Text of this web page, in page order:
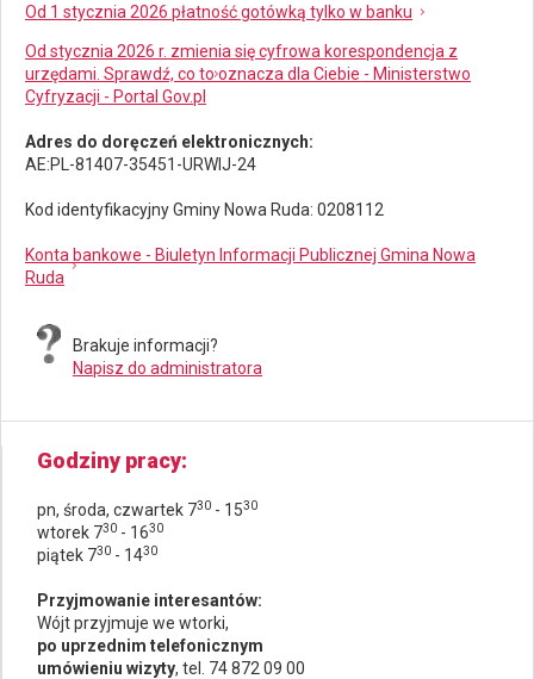
Od 1 stycznia 2026 płatność gotówką tylko w banku
Od stycznia 2026 r. zmienia się cyfrowa korespondencja z
urzędami. Sprawdź, co to oznacza dla Ciebie - Ministerstwo
Cyfryzacji - Portal Gov.pl
Adres do doręczeń elektronicznych:
AE:PL-81407-35451-URWIJ-24
Kod identyfikacyjny Gminy Nowa Ruda: 0208112
Konta bankowe - Biuletyn Informacji Publicznej Gmina Nowa
Ruda
Brakuje informacji?
Napisz do administratora
Godziny pracy
pn, środa, czwartek 730 - 1530
wtorek 730 - 1630
piątek 730 - 1430
Przyjmowanie interesantów:
Wójt przyjmuje we wtorki,
po uprzednim telefonicznym
umówieniu wizyty, tel. 74 872 09 00